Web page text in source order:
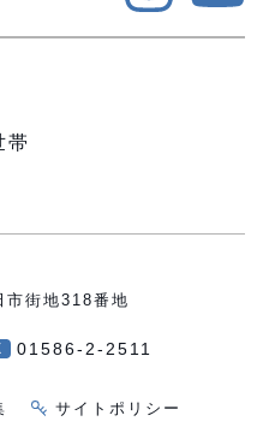
帯
市街地318番地
01586-2-2511
サイトポリシー